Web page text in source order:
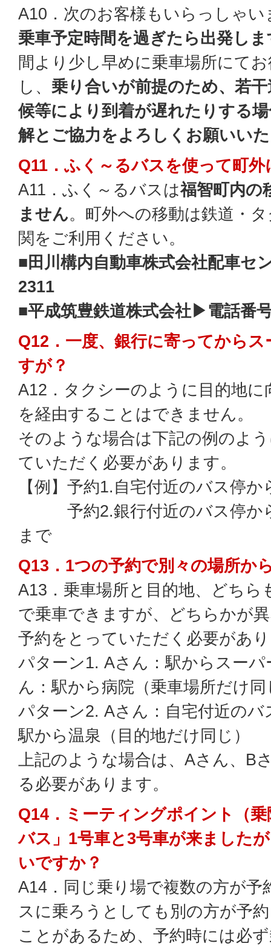
A10．次のお客様もいらっしゃい
乗車予定時間を過ぎたら出発しま
間より少し早めに乗車場所にて
し、 乗り合いが前提のため、若
候等により到着が遅れたりする
解とご協力をよろしくお願いい
Q11．ふく～るバスを使って町
A11．ふく～るバスは福智町内の
ません。町外への移動は鉄道・
関をご利用ください。
■田川構内自動車株式会社配車セ
2311
■平成筑豊鉄道株式会社▶電話番
Q12．一度、銀行に寄ってから
すが？
A12．タクシーのように目的地
を経由することはできません。
そのような場合は下記の例のよ
ていただく必要があります。
【例】予約1.自宅付近のバス停
予約2.銀行付近のバス停から
まで
Q13．1つの予約で別々の場所か
A13．乗車場所と目的地、どちら
で乗車できますが、どちらかが
予約をとっていただく必要があ
パターン1. Aさん：駅からスー
ん：駅から病院（乗車場所だけ同
パターン2. Aさん：自宅付近の
駅から温泉（目的地だけ同じ）
上記のような場合は、Aさん、B
る必要があります。
Q14．ミーティングポイント（
バス」1号車と3号車が来ました
いですか？
A14．同じ乗り場で複数の方が
スに乗ろうとしても別の方が予
ことがあるため、予約時には必